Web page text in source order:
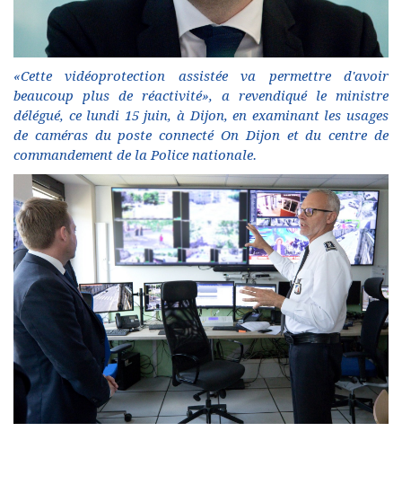
«Cette vidéoprotection assistée va permettre d'avoir
beaucoup plus de réactivité», a revendiqué le ministre
délégué, ce lundi 15 juin, à Dijon, en examinant les usages
de caméras du poste connecté On Dijon et du centre de
commandement de la Police nationale.